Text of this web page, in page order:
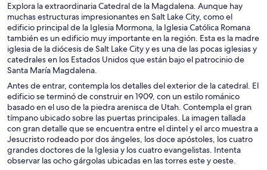
Explora la extraordinaria Catedral de la Magdalena. Aunque hay
muchas estructuras impresionantes en Salt Lake City, como el
edificio principal de la Iglesia Mormona, la Iglesia Católica Romana
también es un edificio muy importante en la región. Esta es la madre
iglesia de la diócesis de Salt Lake City y es una de las pocas iglesias y
catedrales en los Estados Unidos que están bajo el patrocinio de
Santa María Magdalena.
Antes de entrar, contempla los detalles del exterior de la catedral. El
edificio se terminó de construir en 1909, con un estilo románico
basado en el uso de la piedra arenisca de Utah. Contempla el gran
tímpano ubicado sobre las puertas principales. La imagen tallada
con gran detalle que se encuentra entre el dintel y el arco muestra a
Jesucristo rodeado por dos ángeles, los doce apóstoles, los cuatro
grandes doctores de la Iglesia y los cuatro evangelistas. Intenta
observar las ocho gárgolas ubicadas en las torres este y oeste.